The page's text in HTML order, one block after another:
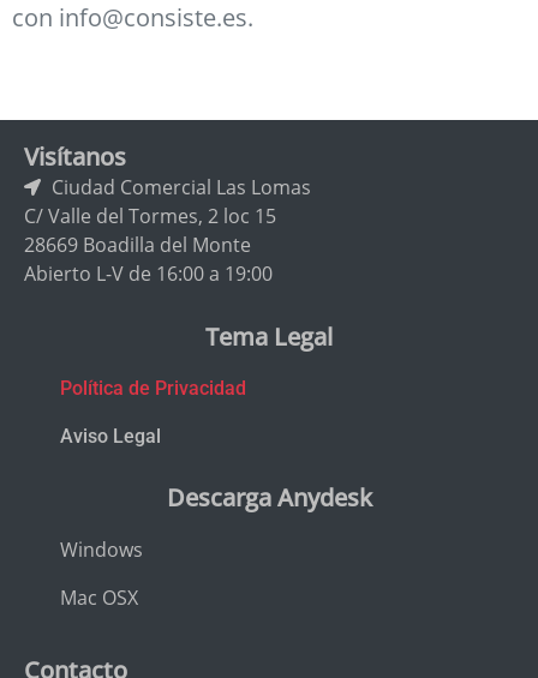
con info@consiste.es.
Visítanos
Ciudad Comercial Las Lomas
C/ Valle del Tormes, 2 loc 15
28669 Boadilla del Monte
Abierto L-V de 16:00 a 19:00
Tema Legal
Política de Privacidad
Aviso Legal
Descarga Anydesk
Windows
Mac OSX
Contacto